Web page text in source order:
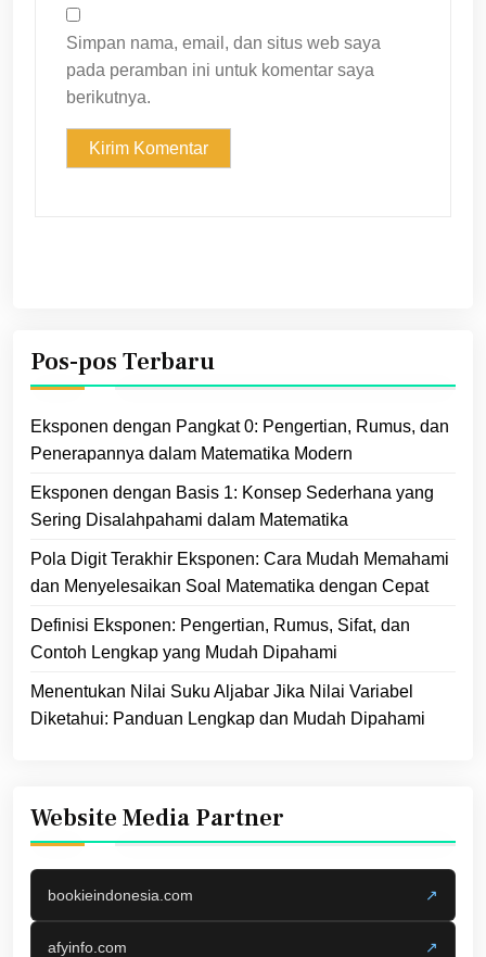
Simpan nama, email, dan situs web saya
pada peramban ini untuk komentar saya
berikutnya.
Pos-pos Terbaru
Eksponen dengan Pangkat 0: Pengertian, Rumus, dan
Penerapannya dalam Matematika Modern
Eksponen dengan Basis 1: Konsep Sederhana yang
Sering Disalahpahami dalam Matematika
Pola Digit Terakhir Eksponen: Cara Mudah Memahami
dan Menyelesaikan Soal Matematika dengan Cepat
Definisi Eksponen: Pengertian, Rumus, Sifat, dan
Contoh Lengkap yang Mudah Dipahami
Menentukan Nilai Suku Aljabar Jika Nilai Variabel
Diketahui: Panduan Lengkap dan Mudah Dipahami
Website Media Partner
bookieindonesia.com ↗
afyinfo.com ↗